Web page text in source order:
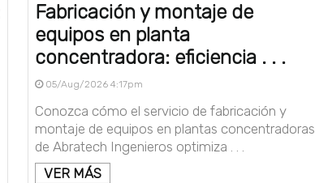
Fabricación y montaje de
equipos en planta
concentradora: eficiencia . . .
05/Aug/2026 4:17pm
Conozca cómo el servicio de fabricación y
montaje de equipos en plantas concentradoras
de Abratech Ingenieros optimiza . . .
VER MÁS